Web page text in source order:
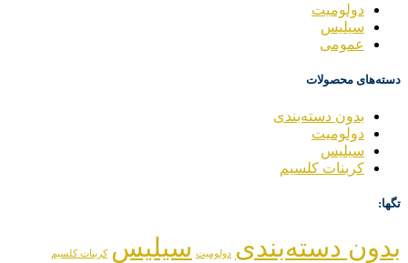
دولومیت
سیلیس
عمومی
دسته‌های محصولات
بدون دسته‌بندی
دولومیت
سیلیس
کربنات کلسیم
تگها:
بدون دسته‌بندی دولومیت سیلیس کربنات کلسیم